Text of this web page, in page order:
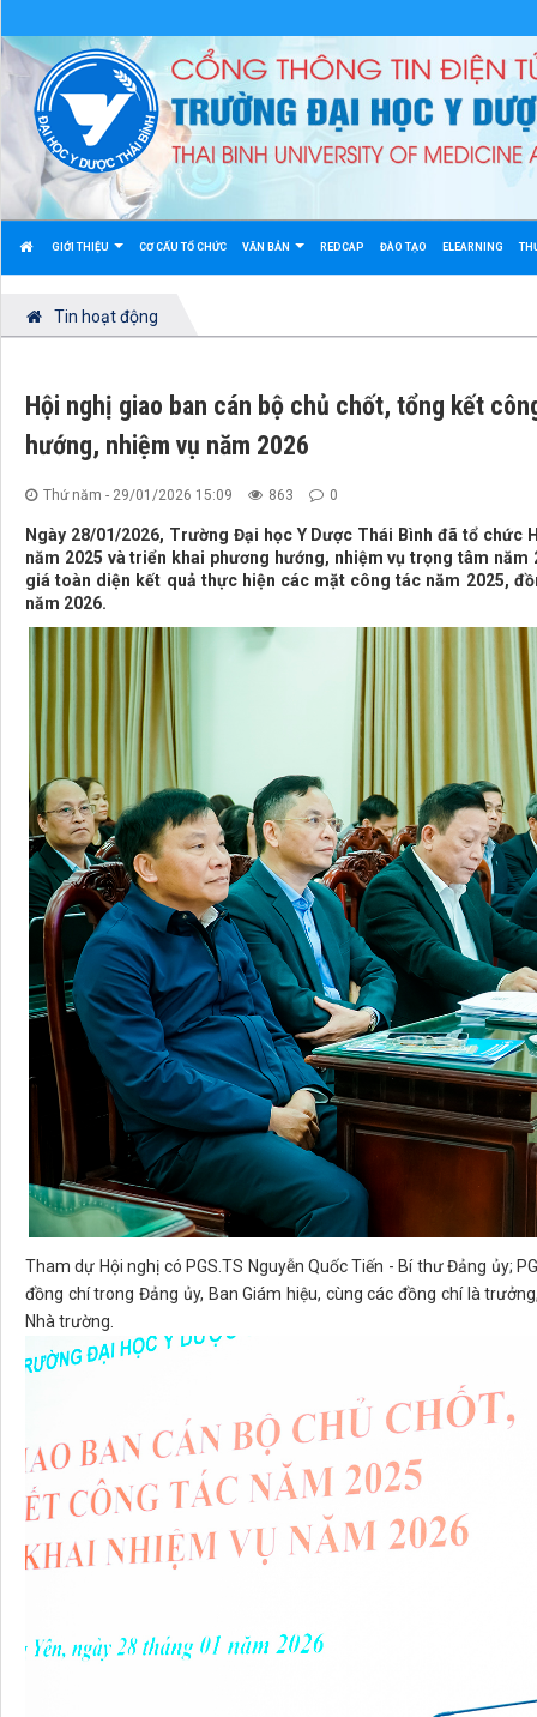
GIỚI THIỆU CƠ CẤU TỔ CHỨC VĂN BẢN REDCAP ĐÀO TẠO ELEARNING
Tin hoạt động
Hội nghị giao ban cán bộ chủ chốt, tổng kết
hướng, nhiệm vụ năm 2026
Thứ năm - 29/01/2026 15:09 863 0
Ngày 28/01/2026, Trường Đại học Y Dược Thái Bình đã tổ
năm 2025 và triển khai phương hướng, nhiệm vụ trọng tâm
giá toàn diện kết quả thực hiện các mặt công tác năm 2025,
năm 2026.
Tham dự Hội nghị có PGS.TS Nguyễn Quốc Tiến - Bí thư Đảng ủy;
đồng chí trong Đảng ủy, Ban Giám hiệu, cùng các đồng chí là
Nhà trường.